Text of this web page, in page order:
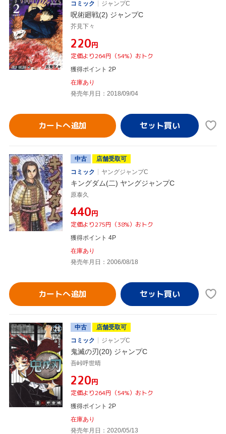
コミック
ジャンプC
呪術廻戦(2) ジャンプC
芥見下々
¥220円
定価より264円（54%）おトク
獲得ポイント 2P
在庫あり
発売年月日：2018/09/04
カートへ追加
中古
店舗受取可
コミック
ヤングジャンプC
キングダム(二) ヤングジャンプC
原泰久
¥440円
定価より275円（38%）おトク
獲得ポイント 4P
在庫あり
発売年月日：2006/08/18
カートへ追加
中古
店舗受取可
コミック
ジャンプC
鬼滅の刃(20) ジャンプC
吾峠呼世晴
¥220円
定価より264円（54%）おトク
獲得ポイント 2P
在庫あり
発売年月日：2020/05/13